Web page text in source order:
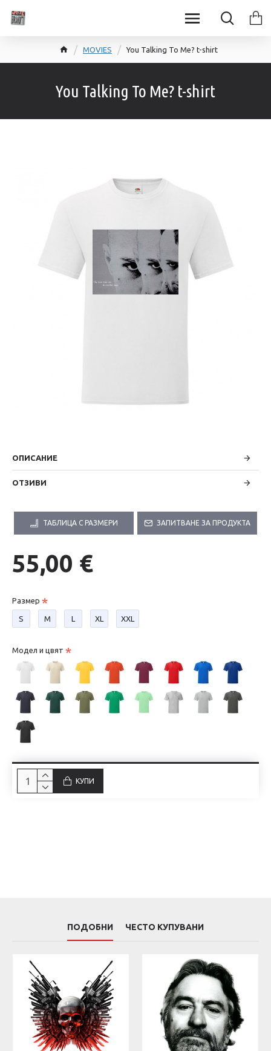
MOVIES You Talking To Me? t-shirt
You Talking To Me? t-shirt
ОПИСАНИЕ
ОТЗИВИ
ТАБЛИЦА С РАЗМЕРИ ЗАПИТВАНЕ ЗА ПРОДУКТА
55,00 €
Размер
S М L XL XXL
Модел и цвят
КУПИ
ПОДОБНИ ЧЕСТО КУПУВАНИ